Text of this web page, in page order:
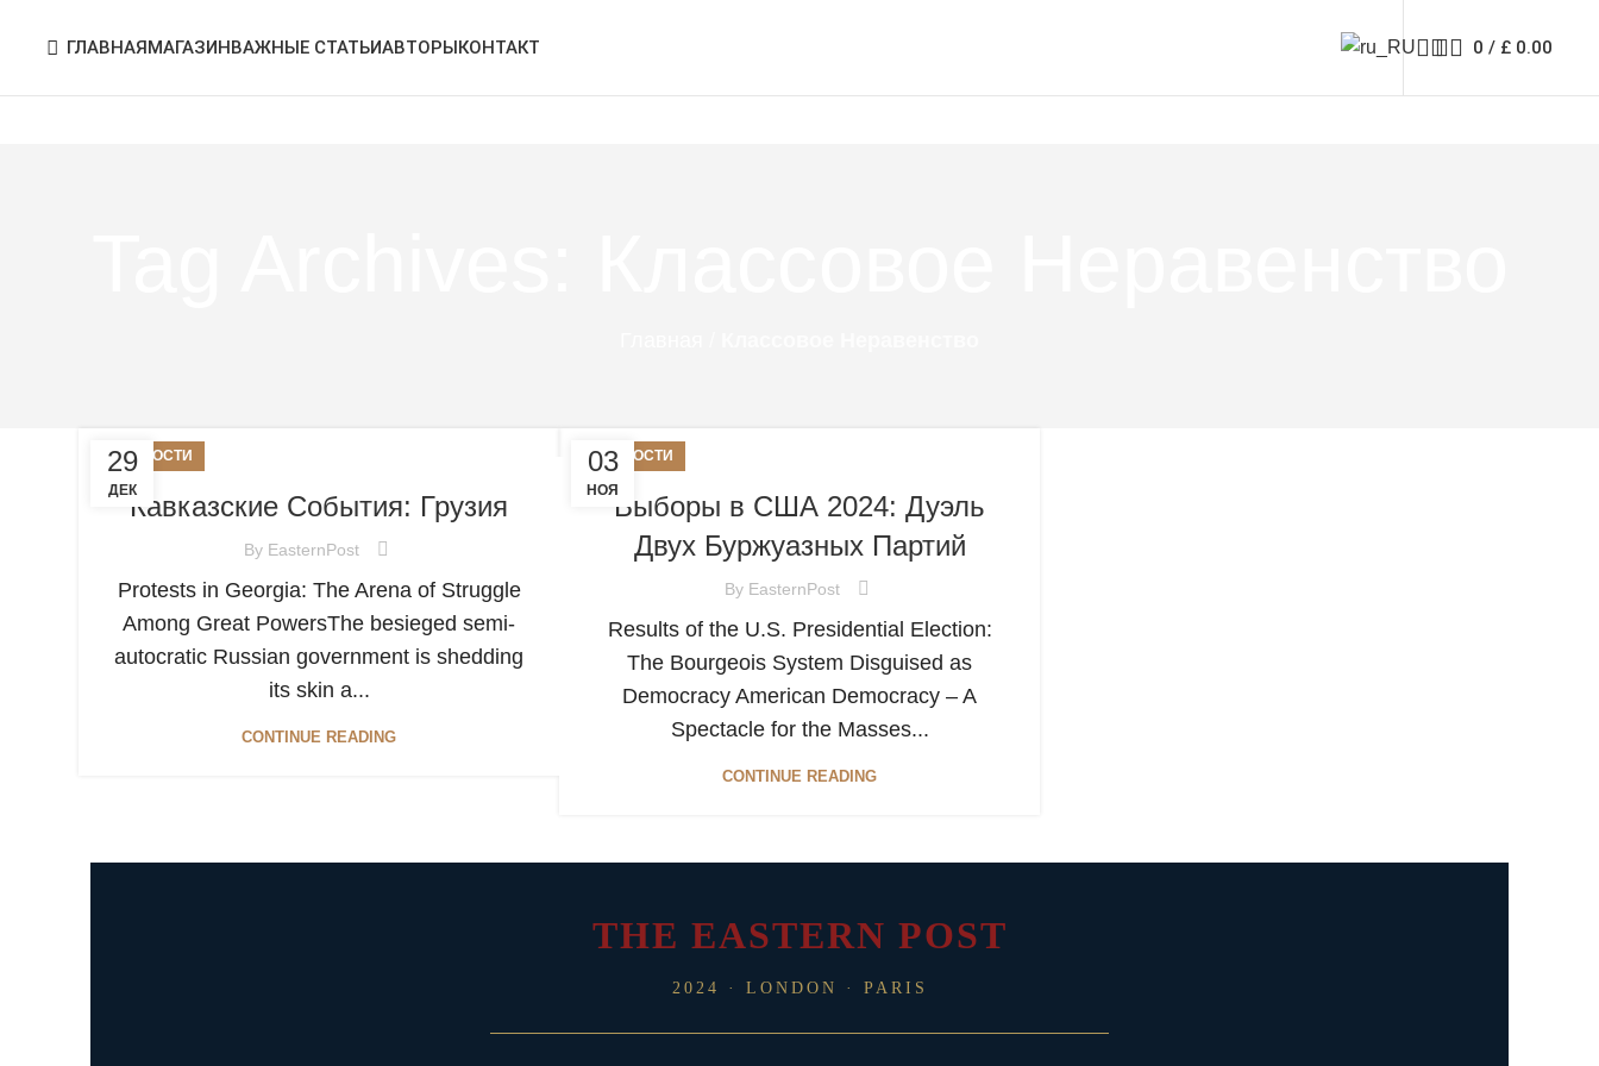
ГЛАВНАЯМАГАЗИНВАЖНЫЕ СТАТЬИАВТОРЫКОНТАКТ 0/ £ 0.00
29
ДЕК
НОВОСТИ
Кавказские События: Грузия
By EasternPost
Protests in Georgia: The Arena of Struggle
Among Great PowersThe besieged semi-
autocratic Russian government is shedding
its skin a...
CONTINUE READING
03
НОЯ
НОВОСТИ
Выборы в США 2024: Дуэль
Двух Буржуазных Партий
By EasternPost
Results of the U.S. Presidential Election:
The Bourgeois System Disguised as
Democracy American Democracy – A
Spectacle for the Masses...
CONTINUE READING
THE EASTERN POST
2024 · LONDON · PARIS